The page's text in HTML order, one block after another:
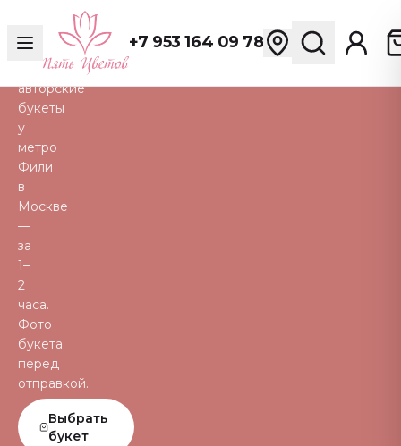
+7 953 164 09 78
пионы,
тюльпаны
авторские
букеты
у
метро
Фили
в
Москве
—
за
1–
2
часа.
Фото
букета
перед
отправкой.
Выбрать
букет